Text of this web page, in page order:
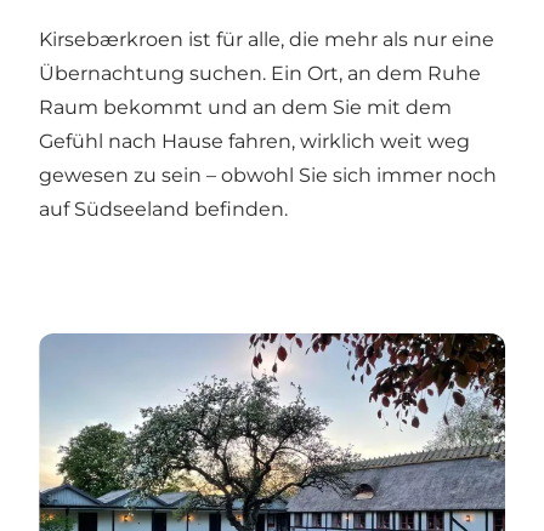
Kirsebærkroen ist für alle, die mehr als nur eine
Übernachtung suchen. Ein Ort, an dem Ruhe
Raum bekommt und an dem Sie mit dem
Gefühl nach Hause fahren, wirklich weit weg
gewesen zu sein – obwohl Sie sich immer noch
auf Südseeland befinden.